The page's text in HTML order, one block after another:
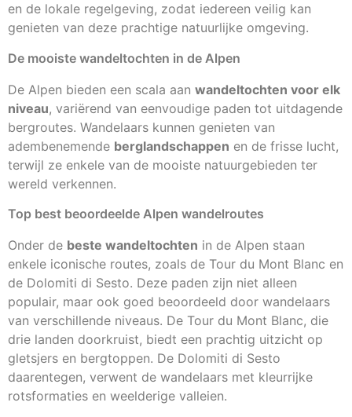
en de lokale regelgeving, zodat iedereen veilig kan
genieten van deze prachtige natuurlijke omgeving.
De mooiste wandeltochten in de Alpen
De Alpen bieden een scala aan wandeltochten voor elk
niveau, variërend van eenvoudige paden tot uitdagende
bergroutes. Wandelaars kunnen genieten van
adembenemende berglandschappen en de frisse lucht,
terwijl ze enkele van de mooiste natuurgebieden ter
wereld verkennen.
Top best beoordeelde Alpen wandelroutes
Onder de beste wandeltochten in de Alpen staan
enkele iconische routes, zoals de Tour du Mont Blanc en
de Dolomiti di Sesto. Deze paden zijn niet alleen
populair, maar ook goed beoordeeld door wandelaars
van verschillende niveaus. De Tour du Mont Blanc, die
drie landen doorkruist, biedt een prachtig uitzicht op
gletsjers en bergtoppen. De Dolomiti di Sesto
daarentegen, verwent de wandelaars met kleurrijke
rotsformaties en weelderige valleien.